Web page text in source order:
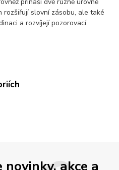
rozšiřují slovní zásobu, ale také
a rozvíjejí pozorovací
akce a